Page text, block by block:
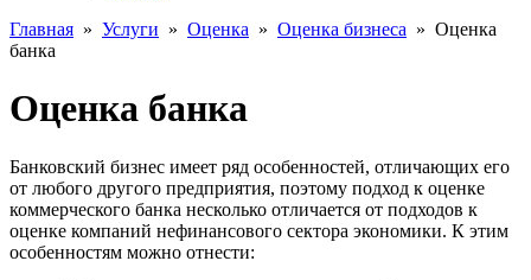
Главная » Услуги » Оценка » Оценка бизнеса » Оценка
банка
Оценка банка
Банковский бизнес имеет ряд особенностей, отличающих его
от любого другого предприятия, поэтому подход к оценке
коммерческого банка несколько отличается от подходов к
оценке компаний нефинансового сектора экономики. К этим
особенностям можно отнести: